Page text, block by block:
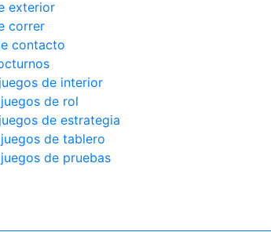
exterior
correr
contacto
de interior
de rol
de estrategia
de tablero
de pruebas